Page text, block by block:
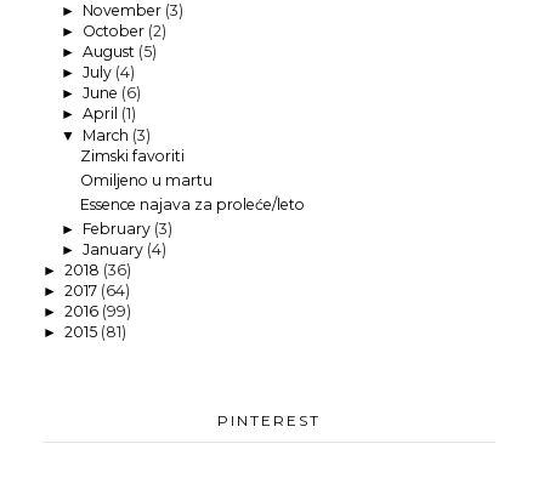
► November (3)
► October (2)
► August (5)
► July (4)
► June (6)
► April (1)
▼ March (3)
Zimski favoriti
Omiljeno u martu
Essence najava za proleće/leto
► February (3)
► January (4)
► 2018 (36)
► 2017 (64)
► 2016 (99)
► 2015 (81)
PINTEREST